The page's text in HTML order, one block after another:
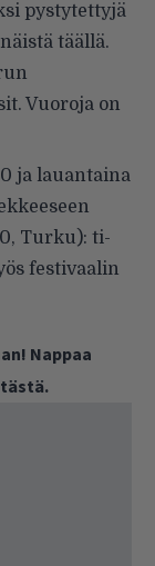
pystytettyjä
täällä.
Vuoroja on
ja lauantaina
Turku): ti-
festivaalin
Nappaa